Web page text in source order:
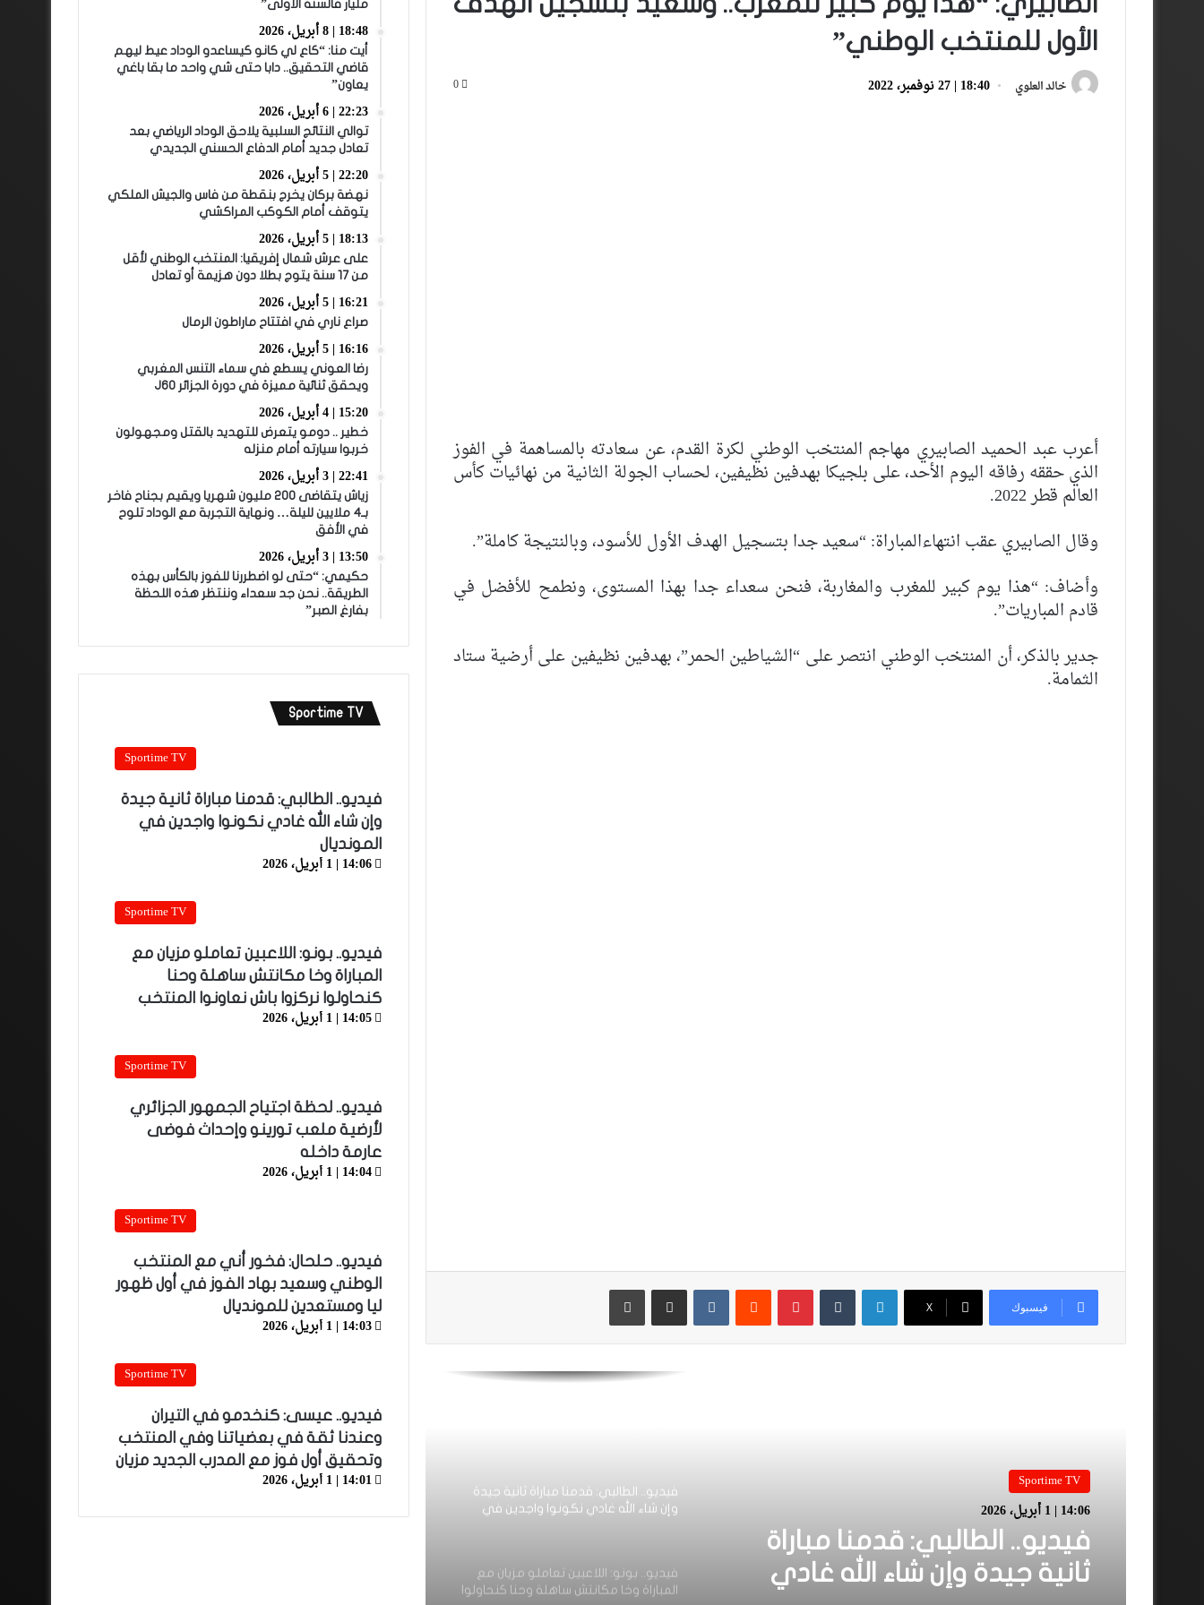
الأول للمنتخب الوطني”
خالد العلوي 18:40 | 27 نوفمبر، 2022 0
أعرب عبد الحميد الصابيري مهاجم المنتخب الوطني لكرة القدم، عن سعادته بالمساهمة في الفوز
الذي حققه رفاقه اليوم الأحد، على بلجيكا بهدفين نظيفين، لحساب الجولة الثانية من نهائيات كأس
العالم قطر 2022.
وقال الصابيري عقب انتهاءالمباراة: “سعيد جدا بتسجيل الهدف الأول للأسود، وبالنتيجة كاملة”.
وأضاف: “هذا يوم كبير للمغرب والمغاربة، فنحن سعداء جدا بهذا المستوى، ونطمح للأفضل في
قادم المباريات”.
جدير بالذكر، أن المنتخب الوطني انتصر على “الشياطين الحمر”، بهدفين نظيفين على أرضية ستاد
الثمامة.
فيسبوك ‫X
لينكدإن بينتيريست مشاركة عبر البريد طباعة
Sportime TV
14:06 | 1 أبريل، 2026
فيديو.. الطالبي: قدمنا مباراة
ثانية جيدة وإن شاء الله غادي
فيديو.. عدنان البوجوفي: عندنا أحسن
مجموعة وطاقم تقني جيد والحمد لله
فيديو.. الطالبي: قدمنا مباراة ثانية جيدة
وإن شاء الله غادي نكونوا واجدين في
فيديو.. بونو: اللاعبين تعاملو مزيان مع
المباراة وخا مكانتش ساهلة وحنا كنحاولوا
مليار فالسنة الأولى”
18:48 | 8 أبريل، 2026
أيت منا: “كاع لي كانو كيساعدو الوداد عيط ليهم
قاضي التحقيق.. دابا حتى شي واحد ما بقا باغي
يعاون”
22:23 | 6 أبريل، 2026
توالي النتائج السلبية يلاحق الوداد الرياضي بعد
تعادل جديد أمام الدفاع الحسني الجديدي
22:20 | 5 أبريل، 2026
نهضة بركان يخرج بنقطة من فاس والجيش الملكي
يتوقف أمام الكوكب المراكشي
18:13 | 5 أبريل، 2026
على عرش شمال إفريقيا: المنتخب الوطني لأقل
من 17 سنة يتوج بطلا دون هزيمة أو تعادل
16:21 | 5 أبريل، 2026
صراع ناري في افتتاح ماراطون الرمال
16:16 | 5 أبريل، 2026
رضا العوني يسطع في سماء التنس المغربي
ويحقق ثنائية مميزة في دورة الجزائر J60
15:20 | 4 أبريل، 2026
خطير .. دومو يتعرض للتهديد بالقتل ومجهولون
خربوا سيارته أمام منزله
22:41 | 3 أبريل، 2026
زياش يتقاضى 200 مليون شهريا ويقيم بجناح فاخر
بـ4 ملايين لليلة… ونهاية التجربة مع الوداد تلوح
في الأفق
13:50 | 3 أبريل، 2026
حكيمي: “حتى لو اضطررنا للفوز بالكأس بهذه
الطريقة.. نحن جد سعداء وننتظر هذه اللحظة
بفارغ الصبر”
Sportime TV
Sportime TV
فيديو.. الطالبي: قدمنا مباراة ثانية جيدة
وإن شاء الله غادي نكونوا واجدين في
المونديال
14:06 | 1 أبريل، 2026
Sportime TV
فيديو.. بونو: اللاعبين تعاملو مزيان مع
المباراة وخا مكانتش ساهلة وحنا
كنحاولوا نركزوا باش نعاونوا المنتخب
14:05 | 1 أبريل، 2026
Sportime TV
فيديو.. لحظة اجتياح الجمهور الجزائري
لأرضية ملعب تورينو وإحداث فوضى
عارمة داخله
14:04 | 1 أبريل، 2026
Sportime TV
فيديو.. حلحال: فخور أني مع المنتخب
الوطني وسعيد بهاد الفوز في أول ظهور
ليا ومستعدين للمونديال
14:03 | 1 أبريل، 2026
Sportime TV
فيديو.. عيسى: كنخدمو في التيران
وعندنا ثقة في بعضياتنا وفي المنتخب
وتحقيق أول فوز مع المدرب الجديد مزيان
14:01 | 1 أبريل، 2026